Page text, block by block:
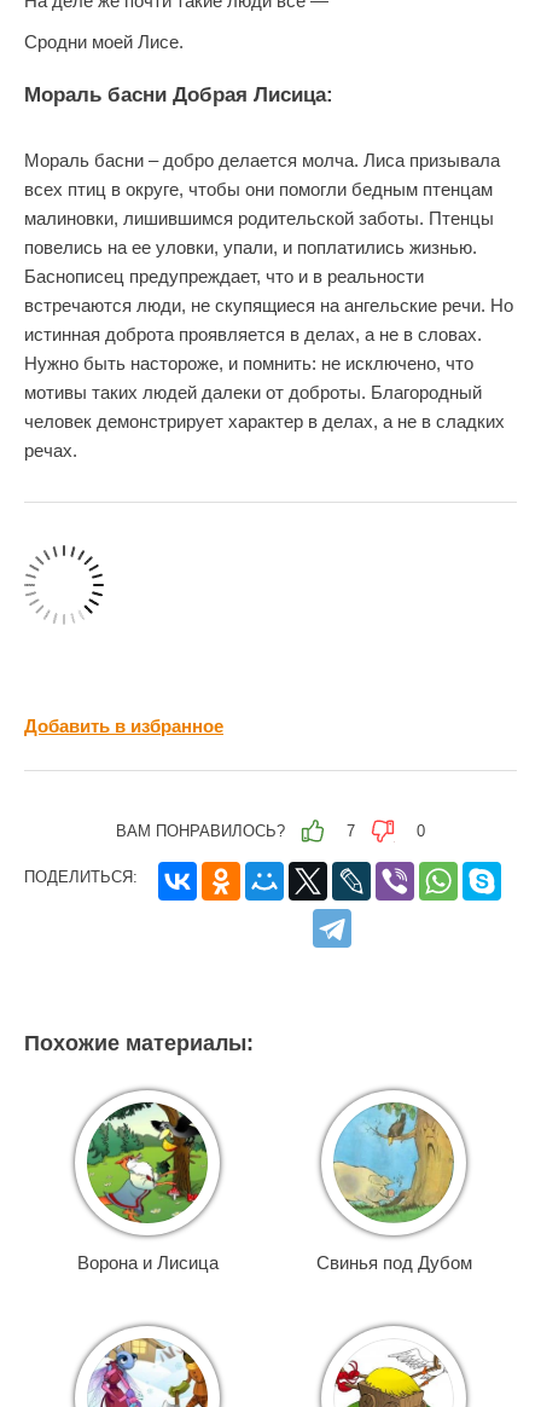
Сродни моей Лисе.
Мораль басни Добрая Лисица:
Мораль басни – добро делается молча. Лиса призывала
всех птиц в округе, чтобы они помогли бедным птенцам
малиновки, лишившимся родительской заботы. Птенцы
повелись на ее уловки, упали, и поплатились жизнью.
Баснописец предупреждает, что и в реальности
встречаются люди, не скупящиеся на ангельские речи. Но
истинная доброта проявляется в делах, а не в словах.
Нужно быть настороже, и помнить: не исключено, что
мотивы таких людей далеки от доброты. Благородный
человек демонстрирует характер в делах, а не в сладких
речах.
Добавить в избранное
ВАМ ПОНРАВИЛОСЬ? 7 0
ПОДЕЛИТЬСЯ:
Похожие материалы:
Ворона и Лисица Свинья под Дубом